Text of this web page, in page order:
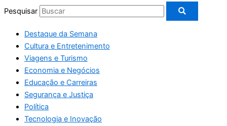
Pesquisar
Destaque da Semana
Cultura e Entretenimento
Viagens e Turismo
Economia e Negócios
Educação e Carreiras
Segurança e Justiça
Política
Tecnologia e Inovação